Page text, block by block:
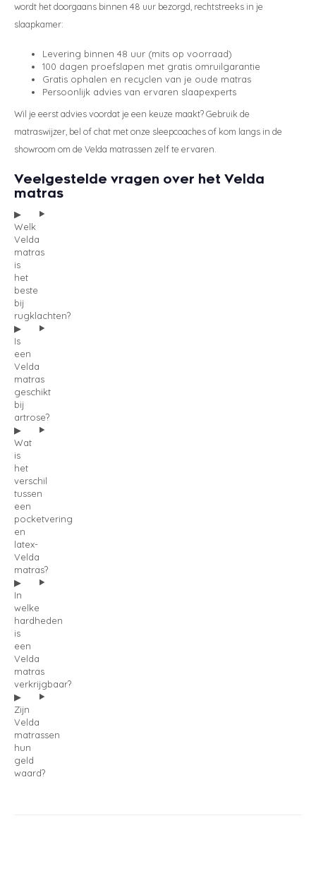
wordt het doorgaans binnen 48 uur bezorgd, rechtstreeks in je
slaapkamer:
Levering binnen 48 uur (mits op voorraad)
100 dagen proefslapen met gratis omruilgarantie
Gratis ophalen en recyclen van je oude matras
Persoonlijk advies van ervaren slaapexperts
Wil je eerst advies voordat je een keuze maakt? Gebruik de
matraswijzer, bel of chat met onze sleepcoaches of kom langs in de
showroom om de Velda matrassen zelf te ervaren.
Veelgestelde vragen over het Velda
matras
Welk
Velda
matras
is
het
beste
bij
rugklachten?
Is
een
Velda
matras
geschikt
bij
artrose?
Wat
is
het
verschil
tussen
een
pocketvering
en
latex-
Velda
matras?
In
welke
hardheden
is
een
Velda
matras
verkrijgbaar?
Zijn
Velda
matrassen
hun
geld
waard?